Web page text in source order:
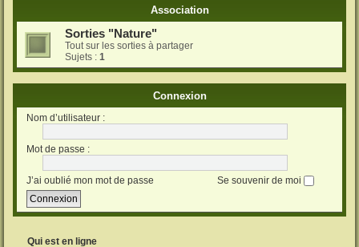
Association
Sorties "Nature"
Tout sur les sorties à partager
Sujets : 1
Connexion
Nom d’utilisateur :
Mot de passe :
J’ai oublié mon mot de passe Se souvenir de moi
Qui est en ligne